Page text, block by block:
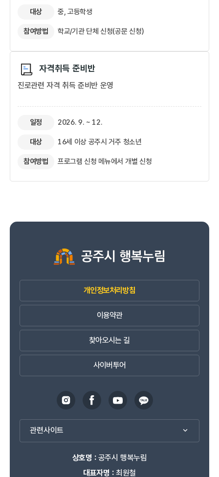
대상 중, 고등학생
참여방법 학교/기관 단체 신청(공문 신청)
자격취득 준비반​
진로관련 자격 취득 준비반 운영
일정 2026. 9. ~ 12.
대상 16세 이상 공주시 거주 청소년
참여방법 프로그램 신청 메뉴에서 개별 신청
개인정보처리방침
이용약관
찾아오시는 길
사이버투어
관련사이트
상호명 :공주시 행복누림
대표자명 :최원철